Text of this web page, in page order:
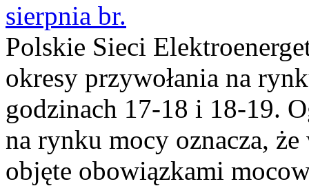
sierpnia br.
Polskie Sieci
okresy przywołania na
godzinach 17-18 i 18-19.
na rynku mocy oznacza,
objęte obowiązkami